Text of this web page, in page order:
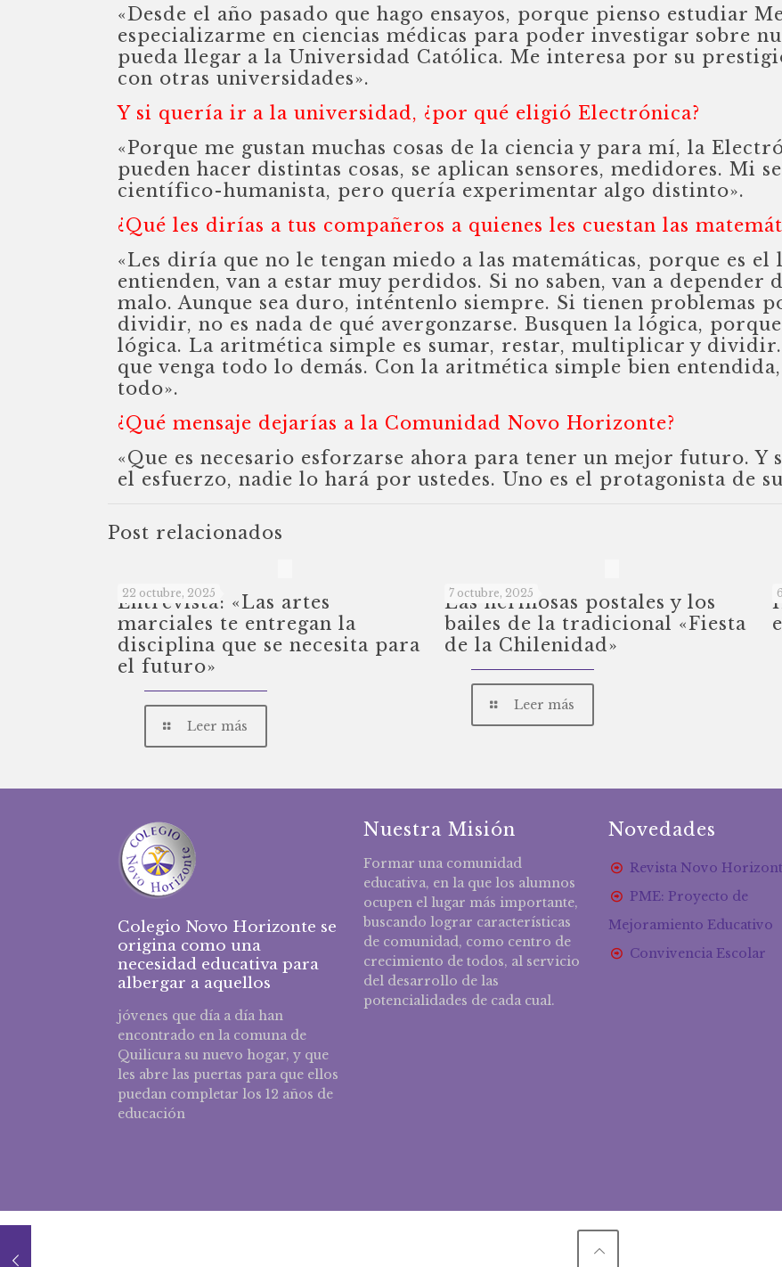
«Desde el año pasado que hago ensayos, porque pienso estudiar
especializarme en ciencias médicas para poder investigar sobre
pueda llegar a la Universidad Católica. Me interesa por su
con otras universidades».
Y si quería ir a la universidad, ¿por qué eligió Electrónica?
«Porque me gustan muchas cosas de la ciencia y para mí, la
pueden hacer distintas cosas, se aplican sensores, medidores. Mi
científico-humanista, pero quería experimentar algo distinto».
¿Qué les dirías a tus compañeros a quienes les cuestan las
«Les diría que no le tengan miedo a las matemáticas, porque es
entienden, van a estar muy perdidos. Si no saben, van a depender
malo. Aunque sea duro, inténtenlo siempre. Si tienen problemas
dividir, no es nada de qué avergonzarse. Busquen la lógica,
lógica. La aritmética simple es sumar, restar, multiplicar y
que venga todo lo demás. Con la aritmética simple bien
todo».
¿Qué mensaje dejarías a la Comunidad Novo Horizonte?
«Que es necesario esforzarse ahora para tener un mejor futuro. Y
el esfuerzo, nadie lo hará por ustedes. Uno es el protagonista de
Post relacionados
22 octubre, 2025
Entrevista: «Las artes
marciales te entregan la
disciplina que se necesita para
el futuro»
Leer más
7 octubre, 2025
Las hermosas postales y los
bailes de la tradicional «Fiesta
de la Chilenidad»
Leer más
Colegio Novo Horizonte se
origina como una
necesidad educativa para
albergar a aquellos
jóvenes que día a día han
encontrado en la comuna de
Quilicura su nuevo hogar, y que
les abre las puertas para que ellos
puedan completar los 12 años de
educación
Nuestra Misión
Formar una comunidad
educativa, en la que los alumnos
ocupen el lugar más importante,
buscando lograr características
de comunidad, como centro de
crecimiento de todos, al servicio
del desarrollo de las
potencialidades de cada cual.
Novedades
Revista Novo
PME: Proyecto de
Mejoramiento Educativo
Convivencia Escolar